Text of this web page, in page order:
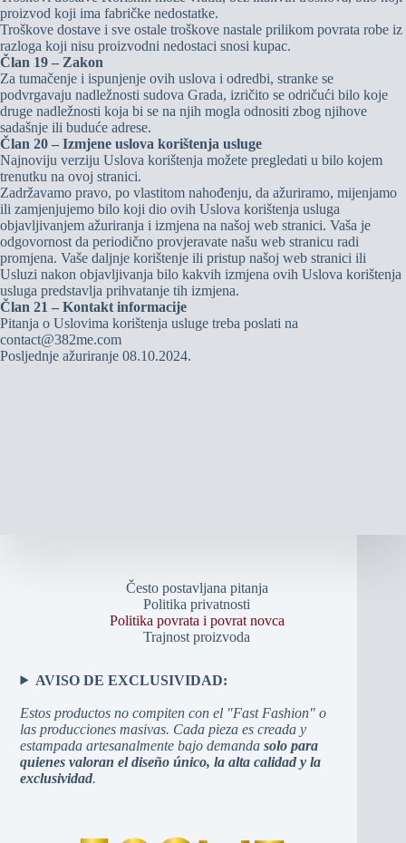
proizvod koji ima fabričke nedostatke.
Troškove dostave i sve ostale troškove nastale prilikom povrata robe iz
razloga koji nisu proizvodni nedostaci snosi kupac.
Član 19 – Zakon
Za tumačenje i ispunjenje ovih uslova i odredbi, stranke se
podvrgavaju nadležnosti sudova Grada, izričito se odričući bilo koje
druge nadležnosti koja bi se na njih mogla odnositi zbog njihove
sadašnje ili buduće adrese.
Član 20 – Izmjene uslova korištenja usluge
Najnoviju verziju Uslova korištenja možete pregledati u bilo kojem
trenutku na ovoj stranici.
Zadržavamo pravo, po vlastitom nahođenju, da ažuriramo, mijenjamo
ili zamjenjujemo bilo koji dio ovih Uslova korištenja usluga
objavljivanjem ažuriranja i izmjena na našoj web stranici. Vaša je
odgovornost da periodično provjeravate našu web stranicu radi
promjena. Vaše daljnje korištenje ili pristup našoj web stranici ili
Usluzi nakon objavljivanja bilo kakvih izmjena ovih Uslova korištenja
usluga predstavlja prihvatanje tih izmjena.
Član 21 – Kontakt informacije
Pitanja o Uslovima korištenja usluge treba poslati na
contact@382me.com
Posljednje ažuriranje 08.10.2024.
Često postavljana pitanja
Politika privatnosti
Politika povrata i povrat novca
Trajnost proizvoda
AVISO DE EXCLUSIVIDAD:
Estos productos no compiten con el "Fast Fashion" o
las producciones masivas. Cada pieza es creada y
estampada artesanalmente bajo demandasolo para
quienes valoran el diseño único, la alta calidad y la
exclusividad.